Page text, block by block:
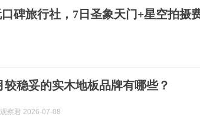
碑旅行社，7日圣象天门+星空拍摄
较稳妥的实木地板品牌有哪些？
察君 2026-07-08